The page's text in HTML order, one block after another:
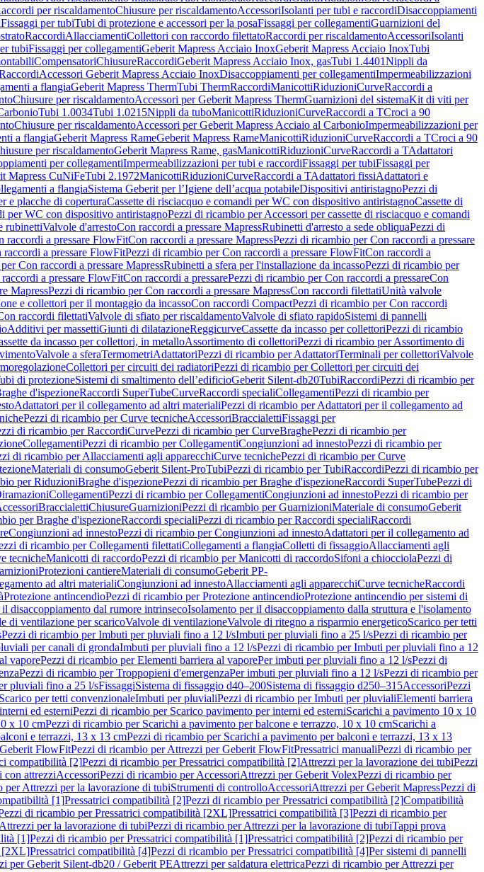
per riscaldamentoChiusure per riscaldamentoAccessoriIsolanti per tubi e raccordiDisaccoppiamenti
Fissaggi per tubiTubi di protezione e accessori per la posaFissaggi per collegamentiGuarnizioni del
RaccordiAllacciamentiCollettori con raccordo filettatoRaccordi per riscaldamentoAccessoriIsolanti
tubiFissaggi per collegamentiGeberit Mapress Acciaio InoxGeberit Mapress Acciaio InoxTubi
CompensatoriChiusureRaccordiGeberit Mapress Acciaio Inox, gasTubi 1.4401Nippli da
Accessori Geberit Mapress Acciaio InoxDisaccoppiamenti per collegamentiImpermeabilizzazioni
a flangiaGeberit Mapress ThermTubi ThermRaccordiManicottiRiduzioniCurveRaccordi a
Chiusure per riscaldamentoAccessori per Geberit Mapress ThermGuarnizioni del sistemaKit di viti per
Tubi 1.0034Tubi 1.0215Nippli da tuboManicottiRiduzioniCurveRaccordi a TCroci a 90
Chiusure per riscaldamentoAccessori per Geberit Mapress Acciaio al CarbonioImpermeabilizzazioni per
a flangiaGeberit Mapress RameGeberit Mapress RameManicottiRiduzioniCurveRaccordi a TCroci a 90
per riscaldamentoGeberit Mapress Rame, gasManicottiRiduzioniCurveRaccordi a TAdattatori
per collegamentiImpermeabilizzazioni per tubi e raccordiFissaggi per tubiFissaggi per
Mapress CuNiFeTubi 2.1972ManicottiRiduzioniCurveRaccordi a TAdattatori fissiAdattatori e
a flangiaSistema Geberit per l’Igiene dell’acqua potabileDispositivi antiristagnoPezzi di
e placche di coperturaCassette di risciacquo e comandi per WC con dispositivo antiristagnoCassette di
per WC con dispositivo antiristagnoPezzi di ricambio per Accessori per cassette di risciacquo e comandi
rubinettiValvole d'arrestoCon raccordi a pressare MapressRubinetti d'arresto a sede obliquaPezzi di
raccordi a pressare FlowFitCon raccordi a pressare MapressPezzi di ricambio per Con raccordi a pressare
raccordi a pressare FlowFitPezzi di ricambio per Con raccordi a pressare FlowFitCon raccordi a
Con raccordi a pressare MapressRubinetti a sfera per l'installazione da incassoPezzi di ricambio per
a pressare FlowFitCon raccordi a pressarePezzi di ricambio per Con raccordi a pressareCon
MapressPezzi di ricambio per Con raccordi a pressare MapressCon raccordi filettatiUnità valvole
e collettori per il montaggio da incassoCon raccordi CompactPezzi di ricambio per Con raccordi
raccordi filettatiValvole di sfiato per riscaldamentoValvole di sfiato rapidoSistemi di pannelli
Additivi per massettiGiunti di dilatazioneReggicurveCassette da incasso per collettoriPezzi di ricambio
da incasso per collettori, in metalloAssortimento di collettoriPezzi di ricambio per Assortimento di
Valvole a sferaTermometriAdattatoriPezzi di ricambio per AdattatoriTerminali per collettoriValvole
Collettori per circuiti dei radiatoriPezzi di ricambio per Collettori per circuiti dei
di protezioneSistemi di smaltimento dell’edificioGeberit Silent-db20TubiRaccordiPezzi di ricambio per
d'ispezioneRaccordi SuperTubeCurveRaccordi specialiCollegamentiPezzi di ricambio per
Adattatori per il collegamento ad altri materialiPezzi di ricambio per Adattatori per il collegamento ad
Pezzi di ricambio per Curve tecnicheAccessoriBraccialettiFissaggi per
di ricambio per RaccordiCurvePezzi di ricambio per CurveBraghePezzi di ricambio per
CollegamentiPezzi di ricambio per CollegamentiCongiunzioni ad innestoPezzi di ricambio per
di ricambio per Allacciamenti agli apparecchiCurve tecnichePezzi di ricambio per Curve
Materiali di consumoGeberit Silent-ProTubiPezzi di ricambio per TubiRaccordiPezzi di ricambio per
per RiduzioniBraghe d'ispezionePezzi di ricambio per Braghe d'ispezioneRaccordi SuperTubePezzi di
CollegamentiPezzi di ricambio per CollegamentiCongiunzioni ad innestoPezzi di ricambio per
BraccialettiChiusureGuarnizioniPezzi di ricambio per GuarnizioniMateriale di consumoGeberit
per Braghe d'ispezioneRaccordi specialiPezzi di ricambio per Raccordi specialiRaccordi
Congiunzioni ad innestoPezzi di ricambio per Congiunzioni ad innestoAdattatori per il collegamento ad
di ricambio per Collegamenti filettatiCollegamenti a flangiaColletti di fissaggioAllacciamenti agli
tecnicheManicotti di raccordoPezzi di ricambio per Manicotti di raccordoSifoni a chiocciolaPezzi di
Protezioni cantiereMateriali di consumoGeberit PP-
ad altri materialiCongiunzioni ad innestoAllacciamenti agli apparecchiCurve tecnicheRaccordi
Protezione antincendioPezzi di ricambio per Protezione antincendioProtezione antincendio per sistemi di
disaccoppiamento dal rumore intrinsecoIsolamento per il disaccoppiamento dalla struttura e l'isolamento
di ventilazione per scaricoValvole di ventilazioneValvole di ritegno a risparmio energeticoScarico per tetti
Pezzi di ricambio per Imbuti per pluviali fino a 12 l/sImbuti per pluviali fino a 25 l/sPezzi di ricambio per
per canali di grondaImbuti per pluviali fino a 12 l/sPezzi di ricambio per Imbuti per pluviali fino a 12
vaporePezzi di ricambio per Elementi barriera al vaporePer imbuti per pluviali fino a 12 l/sPezzi di
Pezzi di ricambio per Troppopieni d'emergenzaPer imbuti per pluviali fino a 12 l/sPezzi di ricambio per
pluviali fino a 25 l/sFissaggiSistema di fissaggio d40–200Sistema di fissaggio d250–315AccessoriPezzi
Scarico per tetti convenzionaleImbuti per pluvialiPezzi di ricambio per Imbuti per pluvialiElementi barriera
ed esterniPezzi di ricambio per Scarico pavimento per interni ed esterniScarichi a pavimento 10 x 10
x 10 cmPezzi di ricambio per Scarichi a pavimento per balcone e terrazzo, 10 x 10 cmScarichi a
e terrazzi, 13 x 13 cmPezzi di ricambio per Scarichi a pavimento per balconi e terrazzi, 13 x 13
FlowFitPezzi di ricambio per Attrezzi per Geberit FlowFitPressatrici manualiPezzi di ricambio per
compatibilità [2]Pezzi di ricambio per Pressatrici compatibilità [2]Attrezzi per la lavorazione dei tubiPezzi
con attrezziAccessoriPezzi di ricambio per AccessoriAttrezzi per Geberit VolexPezzi di ricambio per
per Attrezzi per la lavorazione di tubiStrumenti di controlloAccessoriAttrezzi per Geberit MapressPezzi di
[1]Pressatrici compatibilità [2]Pezzi di ricambio per Pressatrici compatibilità [2]Compatibilità
di ricambio per Pressatrici compatibilità [2XL]Pressatrici compatibilità [3]Pezzi di ricambio per
Attrezzi per la lavorazione di tubiPezzi di ricambio per Attrezzi per la lavorazione di tubiTappi prova
[1]Pezzi di ricambio per Pressatrici compatibilità [1]Pressatrici compatibilità [2]Pezzi di ricambio per
[2XL]Pressatrici compatibilità [4]Pezzi di ricambio per Pressatrici compatibilità [4]Per sistemi di pannelli
per Geberit Silent-db20 / Geberit PEAttrezzi per saldatura elettricaPezzi di ricambio per Attrezzi per